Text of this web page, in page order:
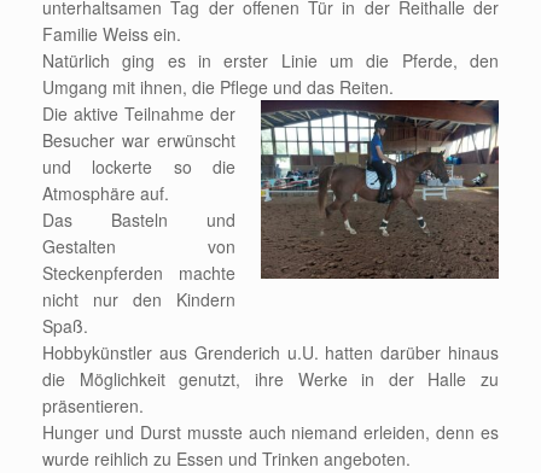
unterhaltsamen Tag der offenen Tür in der Reithalle der
Familie Weiss ein.
Natürlich ging es in erster Linie um die Pferde, den
Umgang mit ihnen, die Pflege und das Reiten.
Die aktive Teilnahme der
Besucher war erwünscht
und lockerte so die
Atmosphäre auf.
Das Basteln und
Gestalten von
Steckenpferden machte
nicht nur den Kindern
Spaß.
Hobbykünstler aus Grenderich u.U. hatten darüber hinaus
die Möglichkeit genutzt, ihre Werke in der Halle zu
präsentieren.
Hunger und Durst musste auch niemand erleiden, denn es
wurde reihlich zu Essen und Trinken angeboten.